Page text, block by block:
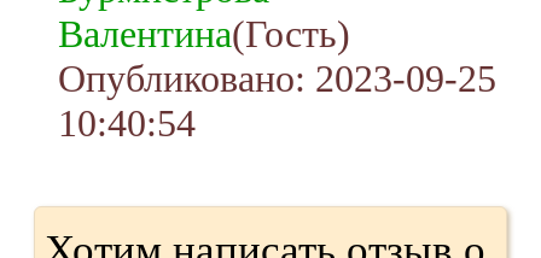
Валентина(Гость)
Опубликовано: 2023-09-25
10:40:54